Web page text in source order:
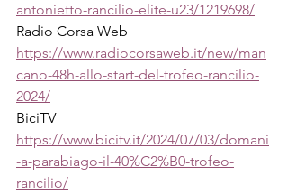
antonietto-rancilio-elite-u23/1219698/
Radio Corsa Web
https://www.radiocorsaweb.it/new/man
cano-48h-allo-start-del-trofeo-rancilio-
2024/
BiciTV
https://www.bicitv.it/2024/07/03/domani
-a-parabiago-il-40%C2%B0-trofeo-
rancilio/